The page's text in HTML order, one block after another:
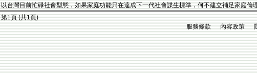
以台灣目前忙碌社會型態，如果家庭功能只在達成下一代社會謀生標準，何不建立補足家庭倫
第1頁 (共1頁)
服務條款 內容政策